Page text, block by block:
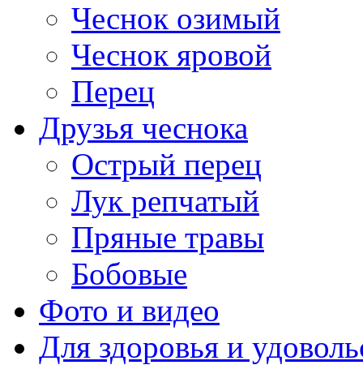
Чеснок озимый
Чеснок яровой
Перец
Друзья чеснока
Острый перец
Лук репчатый
Пряные травы
Бобовые
Фото и видео
Для здоровья и